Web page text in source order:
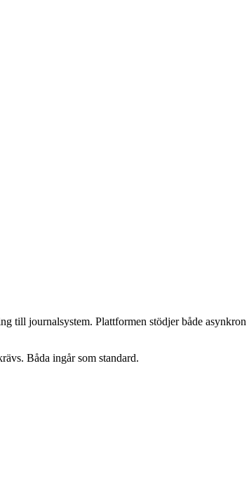
till journalsystem. Plattformen stödjer både asynkron
Båda ingår som standard.